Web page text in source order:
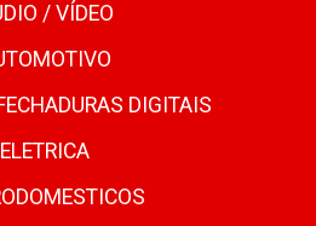
/ VÍDEO
DIGITAIS
ELETRICA